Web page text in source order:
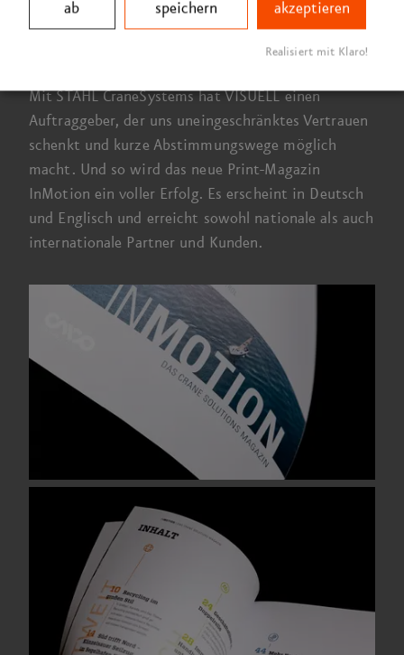
mehr Freiraum als klassische Produkt­
Mit STAHL CraneSystems hat VISUELL einen
Auftrag­geber, der uns uneingeschränktes Vertrauen
schenkt und kurze Abstimmungs­wege möglich
macht. Und so wird das neue Print-Magazin
InMotion ein voller Erfolg. Es erscheint in Deutsch
und Englisch und erreicht sowohl nationale als auch
internationale Partner und Kunden.
ab
speichern
akzeptieren
Realisiert mit Klaro!